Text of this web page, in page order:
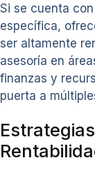
Si se cuenta
específica,
ser altamente
asesoría en
finanzas y
puerta a